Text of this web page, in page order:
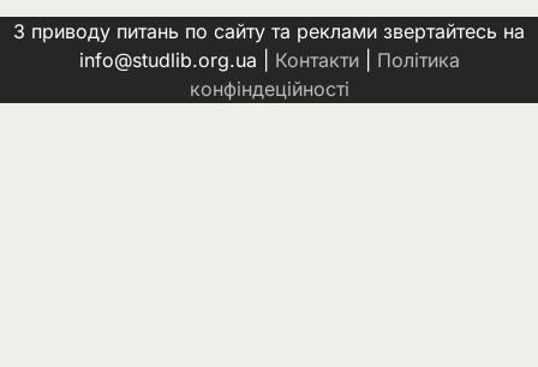
З приводу питань по сайту та реклами звертайтесь на
info@studlib.org.ua | Контакти| Політика
конфіндеційності